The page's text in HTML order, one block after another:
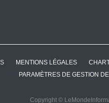
MENTIONS LÉGALES
PARAMÈTRES DE GESTION
Copyright ©